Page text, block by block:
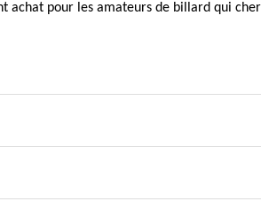
achat pour les amateurs de billard qui